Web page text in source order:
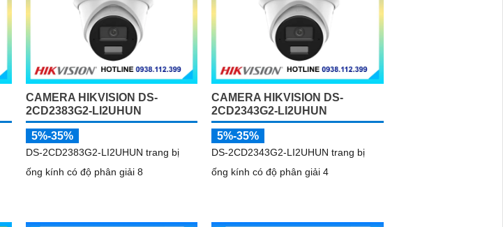
CAMERA HIKVISION DS-
2CD2383G2-LI2UHUN
5%-35%
DS-2CD2383G2-LI2UHUN trang bị
ống kính có độ phân giải 8
CAMERA HIKVISION DS-
2CD2343G2-LI2UHUN
5%-35%
DS-2CD2343G2-LI2UHUN trang bị
ống kính có độ phân giải 4